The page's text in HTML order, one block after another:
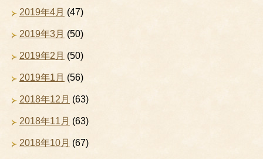
2019年4月 (47)
2019年3月 (50)
2019年2月 (50)
2019年1月 (56)
2018年12月 (63)
2018年11月 (63)
2018年10月 (67)